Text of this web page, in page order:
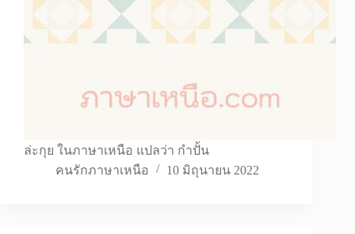
ล่ะกุย ในภาษาเหนือ แปลว่า กําปั้น
คนรักภาษาเหนือ
10 มิถุนายน 2022